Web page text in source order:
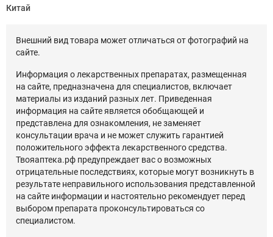
Китай
Внешний вид товара может отличаться от фотографий на
сайте.
Информация о лекарственных препаратах, размещенная
на сайте, предназначена для специалистов, включает
материалы из изданий разных лет. Приведенная
информация на сайте является обобщающей и
представлена для ознакомления, не заменяет
консультации врача и не может служить гарантией
положительного эффекта лекарственного средства.
Твояаптека.рф предупреждает вас о возможных
отрицательные последствиях, которые могут возникнуть в
результате неправильного использования представленной
на сайте информации и настоятельно рекомендует перед
выбором препарата проконсультироваться со
специалистом.